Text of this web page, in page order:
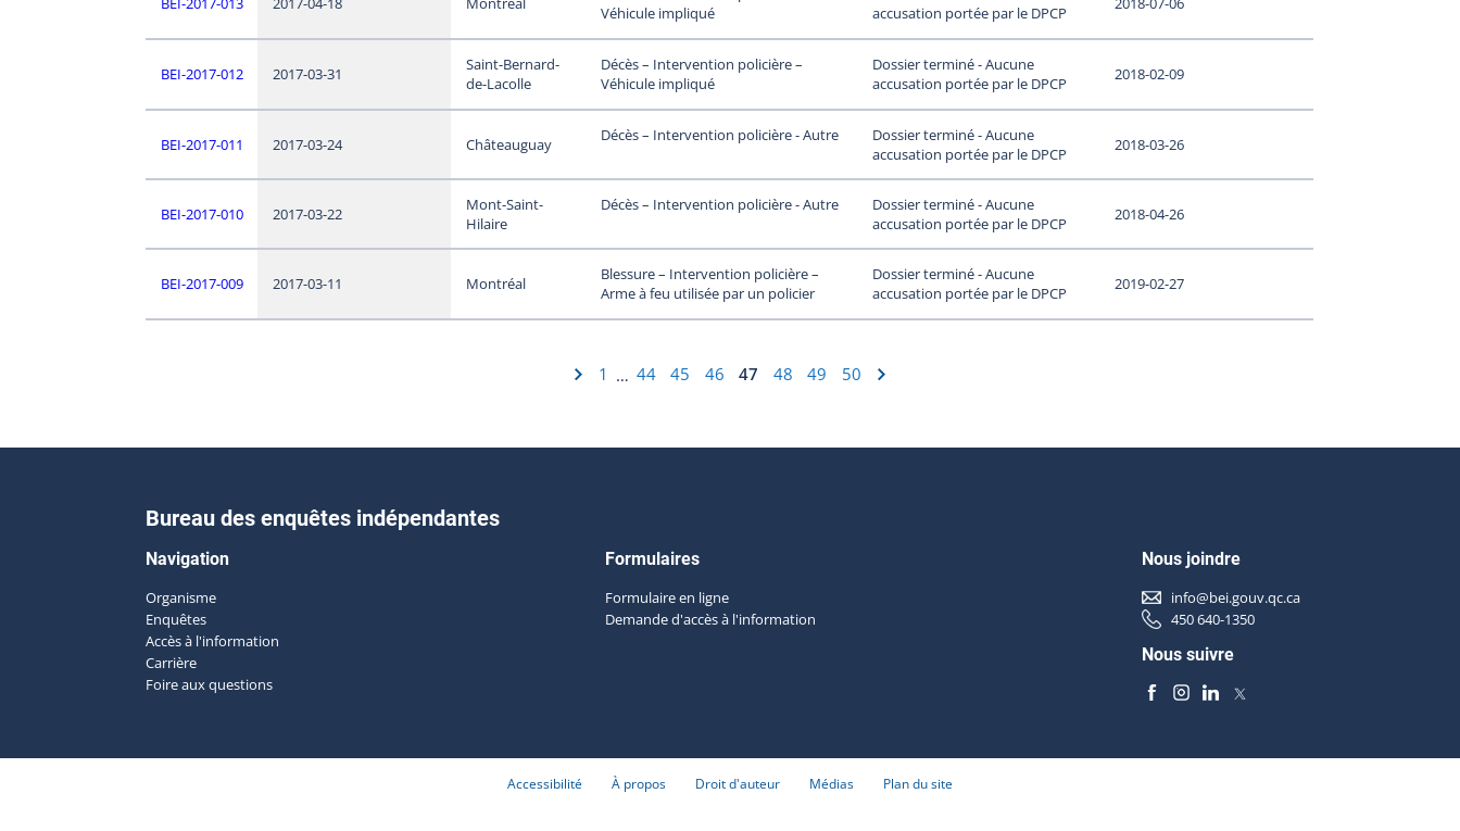
Véhicule impliqué
accusation portée par le DPCP
BEI-2017-012 2017-03-31
Saint-Bernard-
de-Lacolle
Décès – Intervention policière –
Véhicule impliqué
Dossier terminé - Aucune
accusation portée par le DPCP
2018-02-09
BEI-2017-011 2017-03-24 Châteauguay Décès – Intervention policière - Autre
Dossier terminé - Aucune
accusation portée par le DPCP
2018-03-26
BEI-2017-010 2017-03-22
Mont-Saint-
Hilaire
Décès – Intervention policière - Autre
Dossier terminé - Aucune
accusation portée par le DPCP
2018-04-26
BEI-2017-009 2017-03-11 Montréal
Blessure – Intervention policière –
Arme à feu utilisée par un policier
Dossier terminé - Aucune
accusation portée par le DPCP
2019-02-27
1 … 44 45 46 47 48 49 50
Bureau des enquêtes indépendantes
Navigation
Organisme
Enquêtes
Accès à l'information
Carrière
Foire aux questions
Formulaires
Formulaire en ligne
Demande d'accès à l'information
Nous joindre
info@bei.gouv.qc.ca
450 640-1350
Nous suivre
Accessibilité À propos Droit d'auteur Médias Plan du site